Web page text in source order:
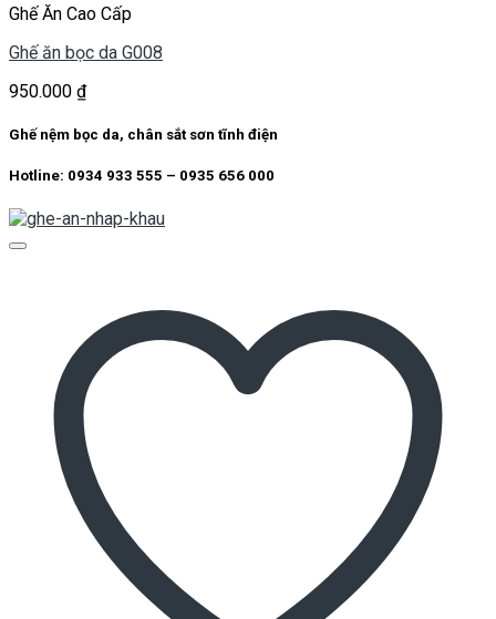
Ghế Ăn Cao Cấp
Ghế ăn bọc da G008
950.000 ₫
Ghế nệm bọc da, chân sắt sơn tĩnh điện
Hotline: 0934 933 555 – 0935 656 000